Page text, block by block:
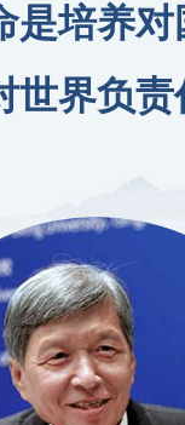
是培养
世界负责